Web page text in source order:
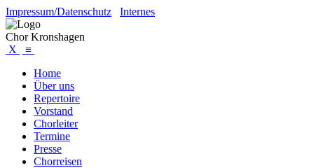
Impressum/Datenschutz Internes
Chor Kronshagen
X
≡
Home
Über uns
Repertoire
Vorstand
Chorleiter
Termine
Presse
Chorreisen